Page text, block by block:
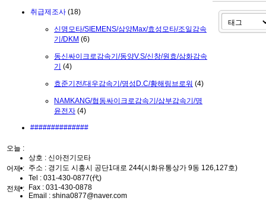
취급제조사 (18)
신명모타/SIEMENS/삼양Max/효성모타/조일감속
기/DKM (6)
동신싸이크로감속기/동양V.S/신창/원효/삼화감속
기 (4)
효준기전/대우감속기/명성D.C/황해링브로워 (4)
NAMKANG/협동싸이크로감속기/삼부감속기/명
윤전자 (4)
##############
오늘 :
어제 :
전체 :
상호 : 신아전기모타
주소 : 경기도 시흥시 공단1대로 244(시화유통상가 9동 126,127호)
Tel : 031-430-0877(代)
Fax : 031-430-0878
Email : shina0877@naver.com